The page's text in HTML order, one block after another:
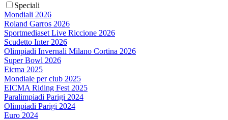
Speciali
Mondiali 2026
Roland Garros 2026
Sportmediaset Live Riccione 2026
Scudetto Inter 2026
Olimpiadi Invernali Milano Cortina 2026
Super Bowl 2026
Eicma 2025
Mondiale per club 2025
EICMA Riding Fest 2025
Paralimpiadi Parigi 2024
Olimpiadi Parigi 2024
Euro 2024